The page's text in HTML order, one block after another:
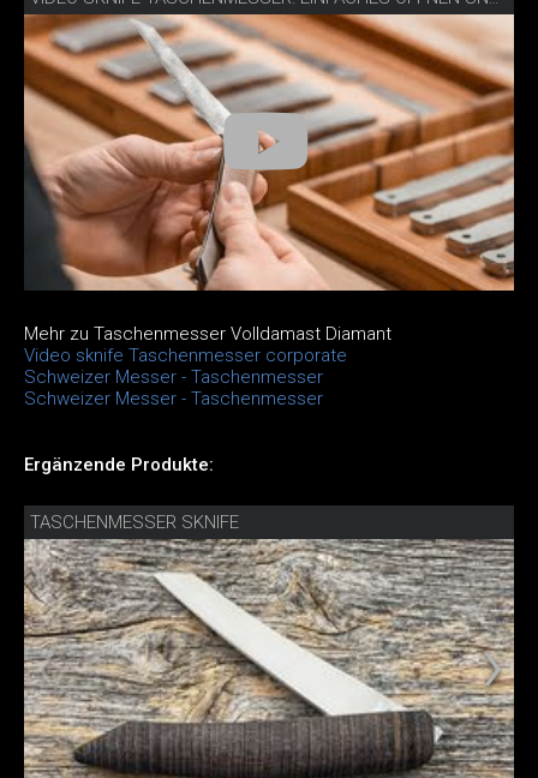
Mehr zu Taschenmesser Volldamast Diamant
Video sknife Taschenmesser corporate
Schweizer Messer - Taschenmesser
Schweizer Messer - Taschenmesser
Ergänzende Produkte:
TASCHENMESSER SKNIFE